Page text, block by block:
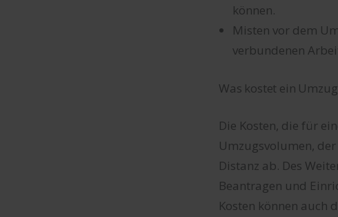
können.
Misten vor dem
verbundenen
Was kostet ein
Die Kosten, die für
Umzugsvolumen,
Distanz ab. Des
Beantragen und
Kosten können auch